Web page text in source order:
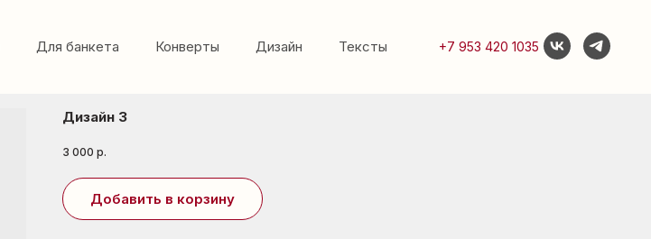
Для банкета Конверты Дизайн Тексты +7 953 420 1035
Дизайн 3
3 000 р.
Добавить в корзину